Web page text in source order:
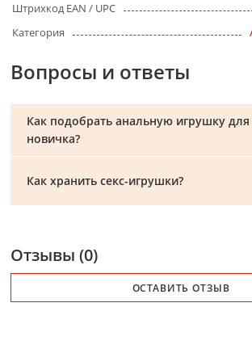
Штрихкод EAN / UPC
Категория
Вопросы и ответы
Как подобрать анальную игрушку для
новичка?
Как хранить секс-игрушки?
Отзывы (0)
ОСТАВИТЬ ОТЗЫВ